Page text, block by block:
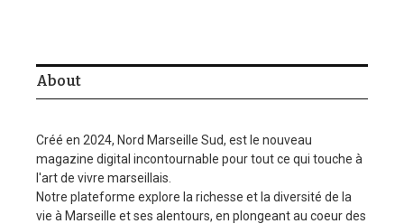
About
Créé en 2024, Nord Marseille Sud, est le nouveau
magazine digital incontournable pour tout ce qui touche à
l'art de vivre marseillais.
Notre plateforme explore la richesse et la diversité de la
vie à Marseille et ses alentours, en plongeant au coeur des